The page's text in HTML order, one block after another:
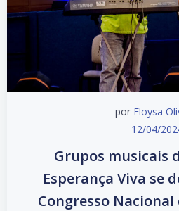
por Eloysa
12/04/
Grupos musicais
Esperança Viva se
Congresso